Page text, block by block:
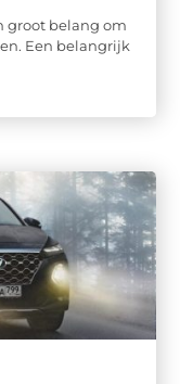
groot belang om
Een belangrijk